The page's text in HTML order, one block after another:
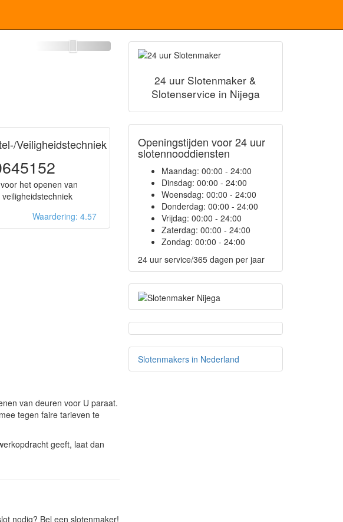
Veiligheidstechniek
het openen van
Waardering: 4.57
van deuren voor U paraat.
tegen faire tarieven te
geeft, laat dan
nodig? Bel een slotenmaker!
24 uur Slotenmaker &
Slotenservice in Nijega
Openingstijden voor 24 uur
slotennooddiensten
Maandag: 00:00 - 24:00
Dinsdag: 00:00 - 24:00
Woensdag: 00:00 - 24:00
Donderdag: 00:00 - 24:00
Vrijdag: 00:00 - 24:00
Zaterdag: 00:00 - 24:00
Zondag: 00:00 - 24:00
24 uur service/365 dagen per jaar
Slotenmakers in Nederland